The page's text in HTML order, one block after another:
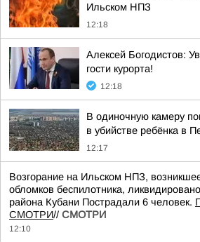
Ильском НПЗ
12:18
Алексей Богодистов:
гости курорта!
12:18
В одиночную камеру
в убийстве ребёнка в
12:17
Возгорание на Ильском НПЗ,
обломков беспилотника,
района Кубани Пострадали 6 человек.
СМОТРИ// СМОТРИ
12:10